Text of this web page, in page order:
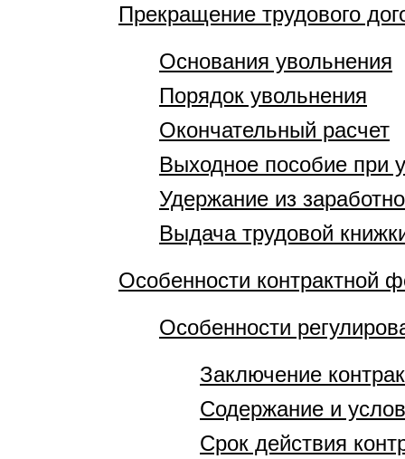
Прекращение трудового
Основания увольнения
Порядок увольнения
Окончательный расчет
Выходное пособие при
Удержание из
Выдача трудовой
Особенности контрактной
Особенности
Заключение
Содержание и
Срок действия